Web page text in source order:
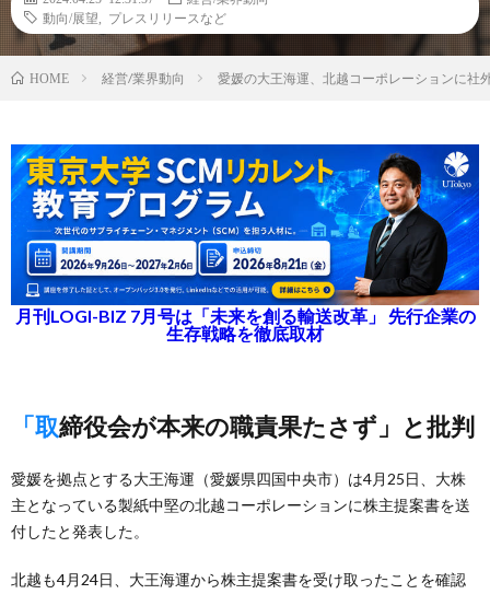
動向/展望
プレスリリースなど
HOME 経営/業界動向 愛媛の大王海運、北越コーポレーションに社
月刊LOGI-BIZ 7月号は「未来を創る輸送改革」 先行企業の
生存戦略を徹底取材
「取締役会が本来の職責果たさず」と批判
愛媛を拠点とする大王海運（愛媛県四国中央市）は4月25日、大株
主となっている製紙中堅の北越コーポレーションに株主提案書を送
付したと発表した。
北越も4月24日、大王海運から株主提案書を受け取ったことを確認